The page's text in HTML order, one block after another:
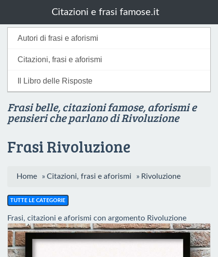
Autori di frasi e aforismi
Citazioni, frasi e aforismi
Il Libro delle Risposte
Citazioni e frasi famose.it
Frasi belle, citazioni famose, aforismi e
pensieri che parlano di Rivoluzione
Frasi Rivoluzione
Home » Citazioni, frasi e aforismi » Rivoluzione
TUTTE LE CATEGORIE
Frasi, citazioni e aforismi con argomento Rivoluzione